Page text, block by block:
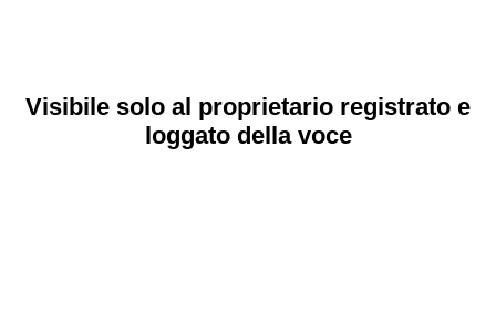
Visibile solo al proprietario registrato e
loggato della voce